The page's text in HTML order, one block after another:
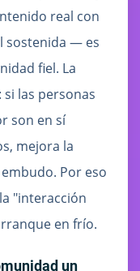
real con
sostenida — es
fiel. La
las personas
son en sí
mejora la
Por eso
"interacción
en frío.
un